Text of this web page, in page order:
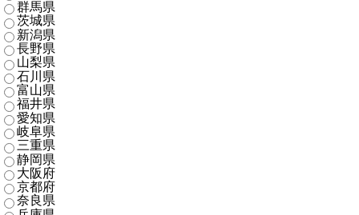
群馬県
茨城県
新潟県
長野県
山梨県
石川県
富山県
福井県
愛知県
岐阜県
三重県
静岡県
大阪府
京都府
奈良県